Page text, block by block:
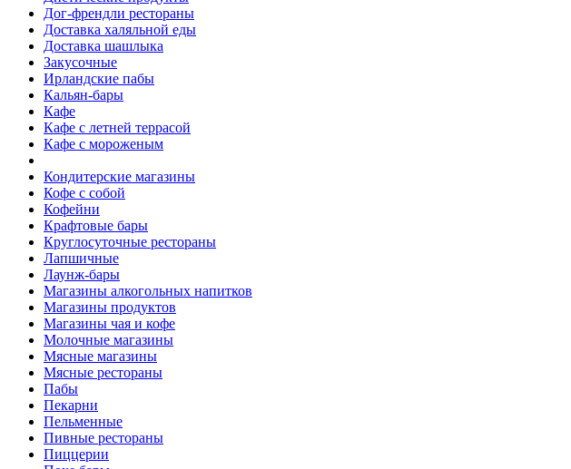
Дог-френдли рестораны
Доставка халяльной еды
Доставка шашлыка
Закусочные
Ирландские пабы
Кальян-бары
Кафе
Кафе с летней террасой
Кафе с мороженым
Кондитерские магазины
Кофе с собой
Кофейни
Крафтовые бары
Круглосуточные рестораны
Лапшичные
Лаунж-бары
Магазины алкогольных напитков
Магазины продуктов
Магазины чая и кофе
Молочные магазины
Мясные магазины
Мясные рестораны
Пабы
Пекарни
Пельменные
Пивные рестораны
Пиццерии